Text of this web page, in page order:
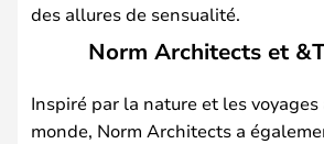
des allures de sensualité.
Norm Architects et
Inspiré par la nature et les
monde, Norm Architects a